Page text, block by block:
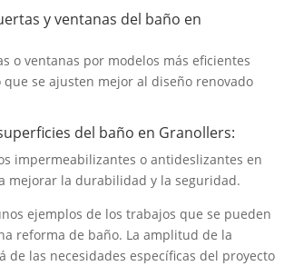
y ventanas del baño en
o ventanas por modelos más eficientes
se ajusten mejor al diseño renovado
del baño en Granollers:
impermeabilizantes o antideslizantes en
mejorar la durabilidad y la seguridad.
ejemplos de los trabajos que se pueden
reforma de baño. La amplitud de la
de las necesidades específicas del proyecto